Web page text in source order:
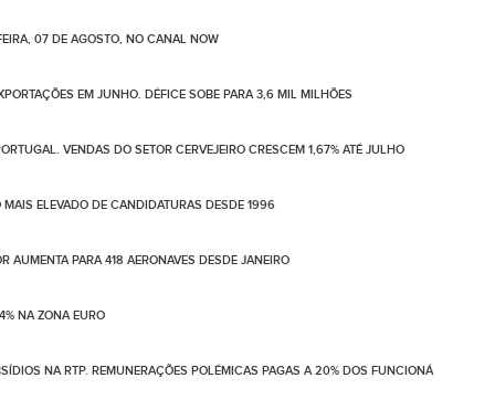
07 DE AGOSTO, NO CANAL NOW
EM JUNHO. DÉFICE SOBE PARA 3,6 MIL MILHÕES
VENDAS DO SETOR CERVEJEIRO CRESCEM 1,67% ATÉ JULHO
ELEVADO DE CANDIDATURAS DESDE 1996
AUMENTA PARA 418 AERONAVES DESDE JANEIRO
NA ZONA EURO
NA RTP. REMUNERAÇÕES POLÉMICAS PAGAS A 20% DOS FUNCIONÁ